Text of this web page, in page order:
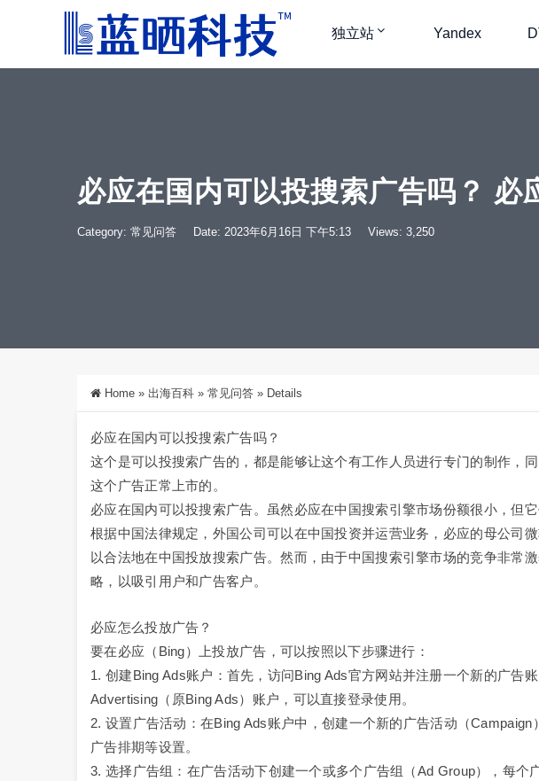
独立站 Yandex
必应在国内可以投搜索广告吗？ 必
Category: 常见问答 Date: 2023年6月16日 下午5:13 Views: 3,250
Home » 出海百科 » 常见问答 » Details
必应在国内可以投搜索广告吗？
这个是可以投搜索广告的，都是能够让这个有工作人员进行专门的制作，
这个广告正常上市的。
必应在国内可以投搜索广告。虽然必应在中国搜索引擎市场份额很小，但
根据中国法律规定，外国公司可以在中国投资并运营业务，必应的母公司
以合法地在中国投放搜索广告。然而，由于中国搜索引擎市场的竞争非常
略，以吸引用户和广告客户。
必应怎么投放广告？
要在必应（Bing）上投放广告，可以按照以下步骤进行：
1. 创建Bing Ads账户：首先，访问Bing Ads官方网站并注册一个新的广告
Advertising（原Bing Ads）账户，可以直接登录使用。
2. 设置广告活动：在Bing Ads账户中，创建一个新的广告活动（
广告排期等设置。
3. 选择广告组：在广告活动下创建一个或多个广告组（Ad Group），每个